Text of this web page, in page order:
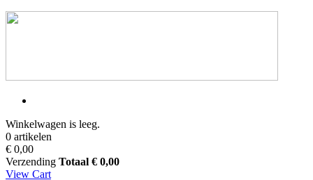
Winkelwagen is leeg.
0 artikelen
€ 0,00
Verzending Totaal € 0,00
View Cart